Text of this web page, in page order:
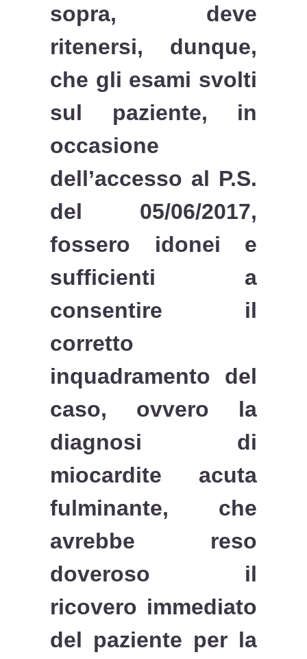
sopra, deve
ritenersi, dunque,
che gli esami svolti
sul paziente, in
occasione
dell’accesso al P.S.
del 05/06/2017,
fossero idonei e
sufficienti a
consentire il
corretto
inquadramento del
caso, ovvero la
diagnosi di
miocardite acuta
fulminante, che
avrebbe reso
doveroso il
ricovero immediato
del paziente per la